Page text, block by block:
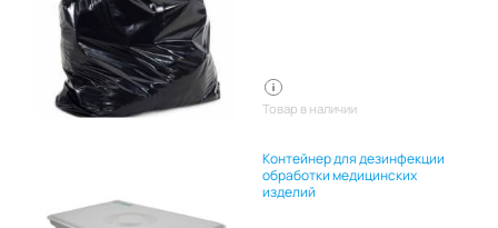
Товар в наличии
Контейнер для дезинфекции
обработки медицинских
изделий